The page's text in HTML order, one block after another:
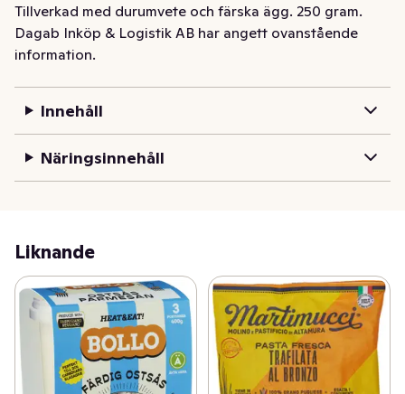
Tillverkad med durumvete och färska ägg. 250 gram.
Dagab Inköp & Logistik AB har angett ovanstående
information.
Innehåll
Näringsinnehåll
Liknande